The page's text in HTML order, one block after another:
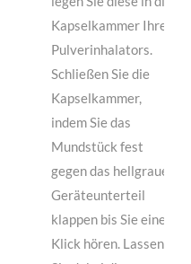
Kapselkammer Ihres
Pulverinhalators.
Schließen Sie die
Kapselkammer,
indem Sie das
Mundstück fest
gegen das hellgraue
Geräteunterteil
klappen bis Sie einen
Klick hören. Lassen